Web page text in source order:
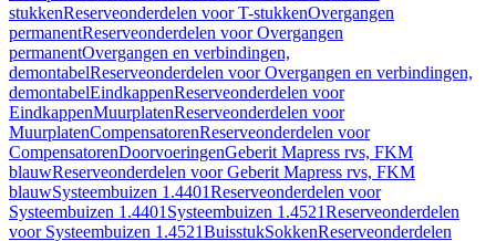
stukkenReserveonderdelen voor T-stukkenOvergangen
permanentReserveonderdelen voor Overgangen
permanentOvergangen en verbindingen,
demontabelReserveonderdelen voor Overgangen en verbindingen,
demontabelEindkappenReserveonderdelen voor
EindkappenMuurplatenReserveonderdelen voor
MuurplatenCompensatorenReserveonderdelen voor
CompensatorenDoorvoeringenGeberit Mapress rvs, FKM
blauwReserveonderdelen voor Geberit Mapress rvs, FKM
blauwSysteembuizen 1.4401Reserveonderdelen voor
Systeembuizen 1.4401 Systeembuizen 1.4521Reserveonderdelen
voor Systeembuizen 1.4521BuisstukSokkenReserveonderdelen